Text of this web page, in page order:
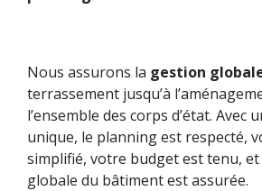
Nous assurons la gestion
terrassement jusqu’à
l’ensemble des corps d’état. Avec
unique, le planning est respecté,
simplifié, votre budget est tenu,
globale du bâtiment est assurée.